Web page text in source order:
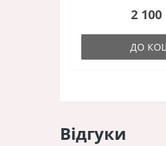
2 100
ДО
Відгуки